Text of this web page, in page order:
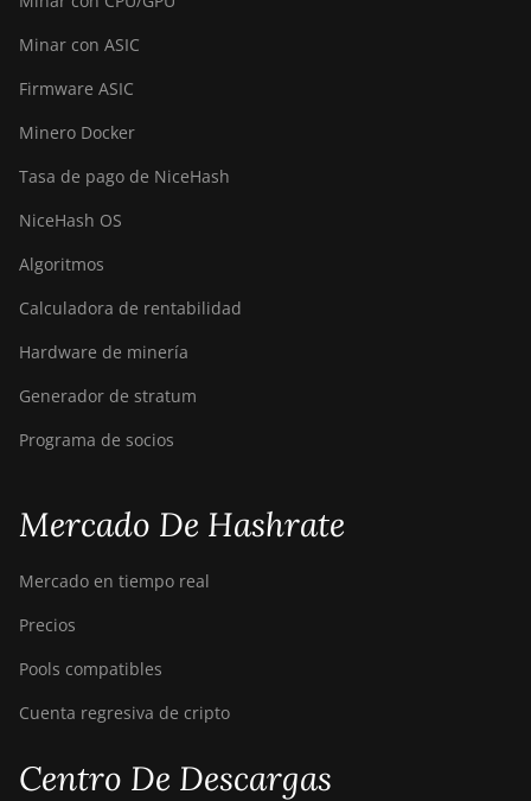
S21 (200Th)
BITMAIN AntMiner
S21 Immersion
BITMAIN AntMiner
S21 Pro
BITMAIN AntMiner
S21 XP (270Th)
BITMAIN AntMiner
BITMAIN AntMiner
(300Th)
(500Th)
BITMAIN AntMiner
BITMAIN AntMiner
Minar con ASIC
Firmware ASIC
Minero Docker
Tasa de pago de NiceHash
NiceHash OS
Algoritmos
Calculadora de rentabilidad
Hardware de minería
Generador de stratum
Programa de socios
Mercado De Hashrate
Mercado en tiempo real
Precios
Pools compatibles
Cuenta regresiva de cripto
Centro De Descargas